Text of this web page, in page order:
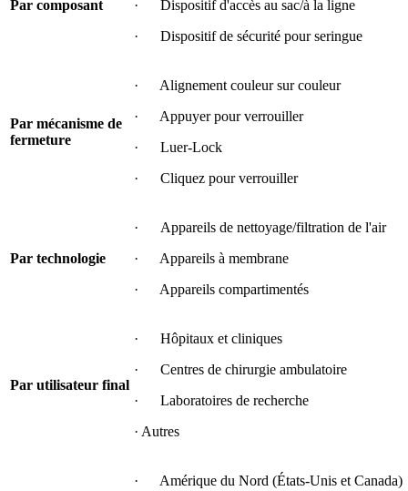
Par composant
· Dispositif d'accès au sac/à la ligne
· Dispositif de sécurité pour seringue
Par mécanisme de
fermeture
· Alignement couleur sur couleur
· Appuyer pour verrouiller
· Luer-Lock
· Cliquez pour verrouiller
Par technologie
· Appareils de nettoyage/filtration de l'air
· Appareils à membrane
· Appareils compartimentés
Par utilisateur final
· Hôpitaux et cliniques
· Centres de chirurgie ambulatoire
· Laboratoires de recherche
· Autres
· Amérique du Nord (États-Unis et Canada)